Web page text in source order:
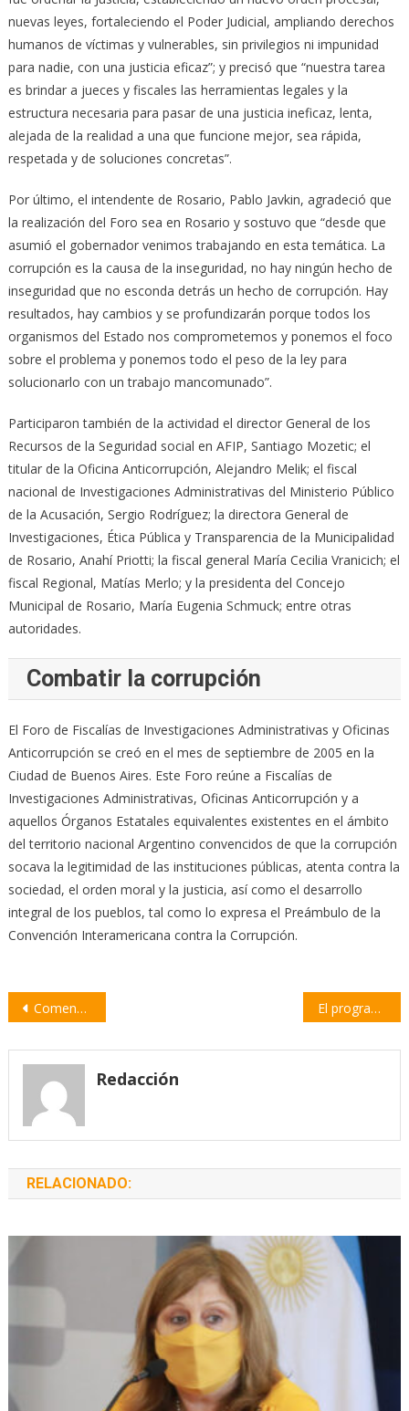
nuevas leyes, fortaleciendo el Poder Judicial, ampliando derechos
humanos de víctimas y vulnerables, sin privilegios ni impunidad
para nadie, con una justicia eficaz”; y precisó que “nuestra tarea
es brindar a jueces y fiscales las herramientas legales y la
estructura necesaria para pasar de una justicia ineficaz, lenta,
alejada de la realidad a una que funcione mejor, sea rápida,
respetada y de soluciones concretas”.
Por último, el intendente de Rosario, Pablo Javkin, agradeció que
la realización del Foro sea en Rosario y sostuvo que “desde que
asumió el gobernador venimos trabajando en esta temática. La
corrupción es la causa de la inseguridad, no hay ningún hecho de
inseguridad que no esconda detrás un hecho de corrupción. Hay
resultados, hay cambios y se profundizarán porque todos los
organismos del Estado nos comprometemos y ponemos el foco
sobre el problema y ponemos todo el peso de la ley para
solucionarlo con un trabajo mancomunado”.
Participaron también de la actividad el director General de los
Recursos de la Seguridad social en AFIP, Santiago Mozetic; el
titular de la Oficina Anticorrupción, Alejandro Melik; el fiscal
nacional de Investigaciones Administrativas del Ministerio Público
de la Acusación, Sergio Rodríguez; la directora General de
Investigaciones, Ética Pública y Transparencia de la Municipalidad
de Rosario, Anahí Priotti; la fiscal general María Cecilia Vranicich; el
fiscal Regional, Matías Merlo; y la presidenta del Concejo
Municipal de Rosario, María Eugenia Schmuck; entre otras
autoridades.
Combatir la corrupción
El Foro de Fiscalías de Investigaciones Administrativas y Oficinas
Anticorrupción se creó en el mes de septiembre de 2005 en la
Ciudad de Buenos Aires. Este Foro reúne a Fiscalías de
Investigaciones Administrativas, Oficinas Anticorrupción y a
aquellos Órganos Estatales equivalentes existentes en el ámbito
del territorio nacional Argentino convencidos de que la corrupción
socava la legitimidad de las instituciones públicas, atenta contra la
sociedad, el orden moral y la justicia, así como el desarrollo
integral de los pueblos, tal como lo expresa el Preámbulo de la
Convención Interamericana contra la Corrupción.
Navegación
entradas
Comenzó la entrega de semillas del Programa Municipal de Huertas Urbanas El programa de promoción cultural fue aprobado por la Cámara de Diputados de Santa Fe
Redacción
RELACIONADO: